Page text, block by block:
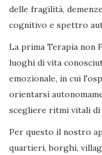
delle fragilità,
cognitivo e spettro
La prima Terapia non
luoghi di vita
emozionale, in cui
orientarsi
scegliere ritmi vitali di
Per questo il nostro
quartieri, borghi,